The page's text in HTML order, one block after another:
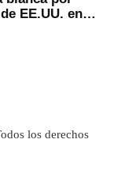
EE.UU. en
los derechos